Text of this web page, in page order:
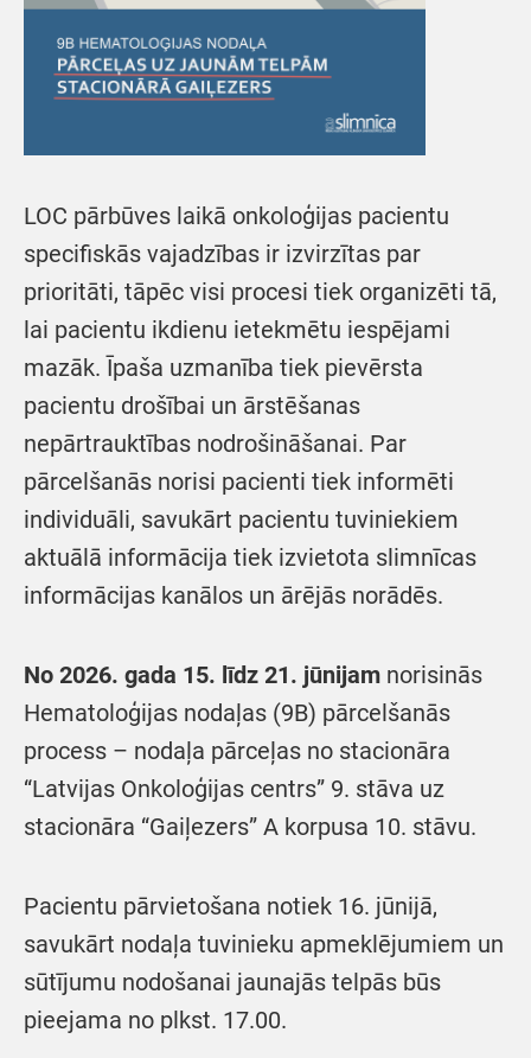
LOC pārbūves laikā onkoloģijas pacientu
specifiskās vajadzības ir izvirzītas par
prioritāti, tāpēc visi procesi tiek organizēti tā,
lai pacientu ikdienu ietekmētu iespējami
mazāk. Īpaša uzmanība tiek pievērsta
pacientu drošībai un ārstēšanas
nepārtrauktības nodrošināšanai. Par
pārcelšanās norisi pacienti tiek informēti
individuāli, savukārt pacientu tuviniekiem
aktuālā informācija tiek izvietota slimnīcas
informācijas kanālos un ārējās norādēs.
No 2026. gada 15. līdz 21. jūnijam norisinās
Hematoloģijas nodaļas (9B) pārcelšanās
process – nodaļa pārceļas no stacionāra
“Latvijas Onkoloģijas centrs” 9. stāva uz
stacionāra “Gaiļezers” A korpusa 10. stāvu.
Pacientu pārvietošana notiek 16. jūnijā,
savukārt nodaļa tuvinieku apmeklējumiem un
sūtījumu nodošanai jaunajās telpās būs
pieejama no plkst. 17.00.